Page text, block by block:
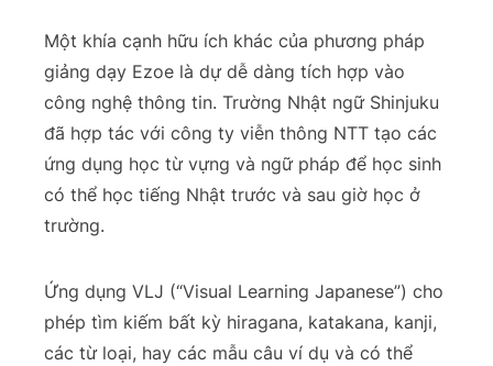
Một khía cạnh hữu ích khác của phương pháp
giảng dạy Ezoe là dự dễ dàng tích hợp vào
công nghệ thông tin. Trường Nhật ngữ Shinjuku
đã hợp tác với công ty viễn thông NTT tạo các
ứng dụng học từ vựng và ngữ pháp để học sinh
có thể học tiếng Nhật trước và sau giờ học ở
trường.
Ứng dụng VLJ (“Visual Learning Japanese”) cho
phép tìm kiếm bất kỳ hiragana, katakana, kanji,
các từ loại, hay các mẫu câu ví dụ và có thể